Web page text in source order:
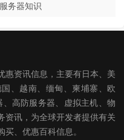
服务器知识
惠资讯信息，主要有日本、美
、越南、缅甸、柬埔寨、欧
高防服务器、虚拟主机、物
资讯，为全球开发者提供有关
、优惠百科信息。